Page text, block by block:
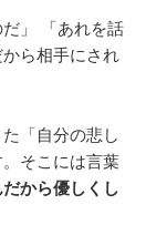
だ」 「あれを話
ら相手にされ
「自分の悲し
そこには言葉
から優しくし